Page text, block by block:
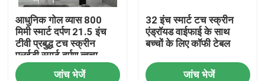
आधुनिक गोल व्यास 800
मिमी स्मार्ट दर्पण 21.5 इंच
टीवी प्रबुद्ध टच स्क्रीन
एलईडी स्मार्ट दर्पण त्वचा
विश्लेषक जादू दर्पण डिजाइन
जांच भेजें
32 इंच स्मार्ट टच स्क्रीन
एंड्रॉयड वाईफाई के साथ
बच्चों के लिए कॉफी टेबल
जांच भेजें